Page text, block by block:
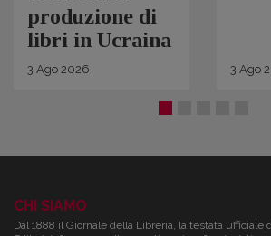
produzione di
libri in Ucraina
3 Ago 2026 3 Ago
CHI SIAMO
Dal 1888 il Giornale della Libreria, la testata ufficiale